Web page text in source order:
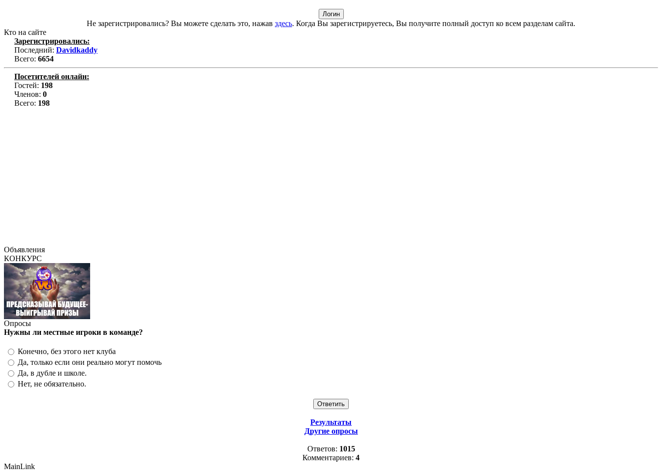
Не зарегистрировались? Вы можете сделать это, нажав здесь. Когда Вы зарегистрируетесь, Вы получите полный доступ ко всем разделам сайта.
Кто на сайте
Зарегистрировались:
Последний: Davidkaddy
Всего: 6654
Посетителей онлайн:
Гостей: 198
Членов: 0
Всего: 198
Объявления
КОНКУРС
Опросы
Нужны ли местные игроки в команде?
Конечно, без этого нет клуба
Да, только если они реально могут помочь
Да, в дубле и школе.
Нет, не обязательно.
Результаты
Другие опросы
Ответов: 1015
Комментариев: 4
MainLink